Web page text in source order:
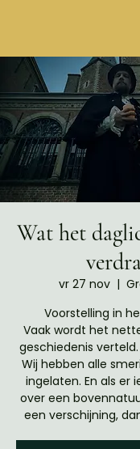
Wat het
vr 27 nov
  |
Voorstelling in
Vaak wordt het
geschiedenis
Wij hebben alle
ingelaten. En als er
over een
een verschijning,